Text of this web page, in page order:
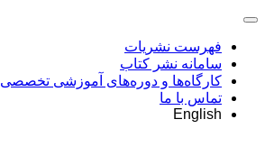
فهرست نشریات
سامانه نشر کتاب
کارگاه‌ها و دوره‌های آموزشی تخصصی
تماس با ما
English